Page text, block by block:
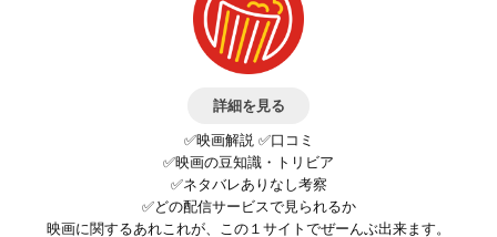
詳細を見る
✅映画解説 ✅口コミ
✅映画の豆知識・トリビア
✅ネタバレありなし考察
✅どの配信サービスで見られるか
映画に関するあれこれが、この１サイトでぜーんぶ出来ます。